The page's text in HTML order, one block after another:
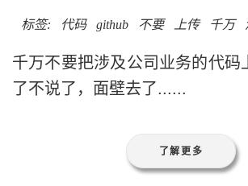
标签: 代码 github 不要 上传 千万
千万不要把涉及公司业务的代码
了不说了，面壁去了......
了解更多